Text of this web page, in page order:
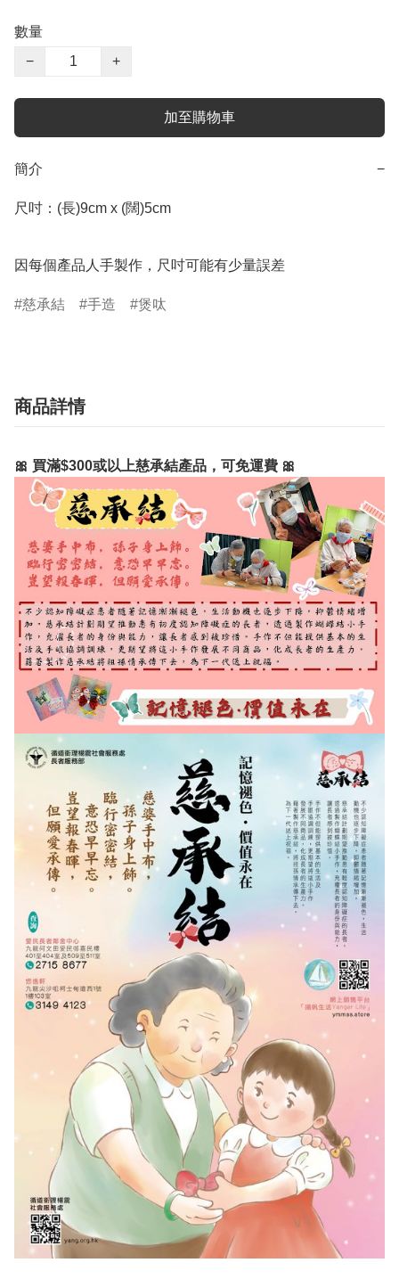
數量
−
+
加至購物車
簡介 −
尺吋：(長)9cm x (闊)5cm
因每個產品人手製作，尺吋可能有少量誤差
慈承結 手造 煲呔
商品詳情
🎀 買滿$300或以上慈承結產品，可免運費 🎀